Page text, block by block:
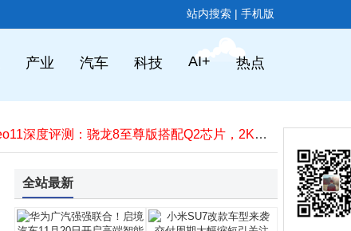
站内搜索 | 手机版
产业 汽车 科技 AI+ 热点
华为广汽强强联合！启境汽车11月20日开启高端智能新能源新篇章
第45周国内手机市场格局：苹果领跑，小米vivo紧随其后竞争激烈
一加Ace 6T新机曝光：骁龙8 Gen5加持，8000mAh大电池+超炫联名配色来袭
荣耀GT2系列来袭：9000mAh大电池搭配骁龙强芯，性能续航双升级
全站最新